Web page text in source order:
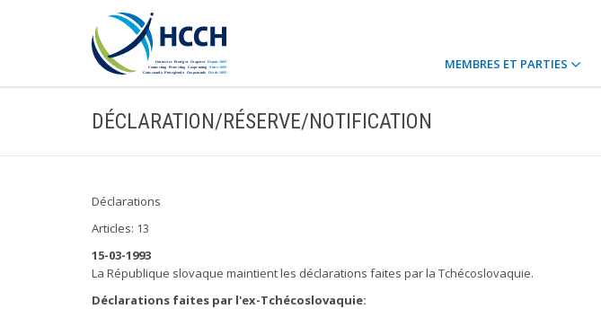
MEMBRES ET PARTIES
DÉCLARATION/RÉSERVE/NOTIFICATION
Déclarations
Articles: 13
15-03-1993
La République slovaque maintient les déclarations faites par la Tchécoslovaquie.
Déclarations faites par l'ex-Tchécoslovaquie: